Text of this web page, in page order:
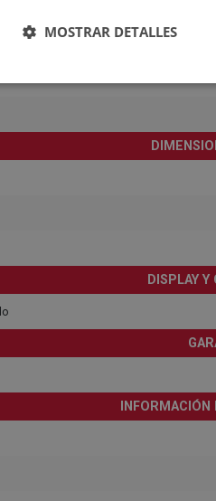
CONSUMO,
DISPLAY
MOSTRAR DETALLES